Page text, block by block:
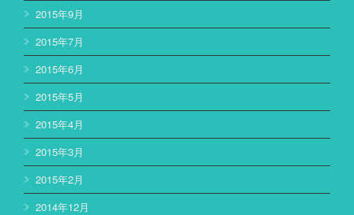
2015年9月
2015年7月
2015年6月
2015年5月
2015年4月
2015年3月
2015年2月
2014年12月